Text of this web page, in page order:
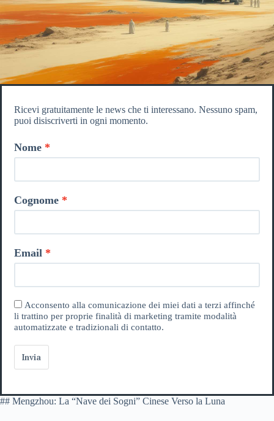
Ricevi gratuitamente le news che ti interessano. Nessuno spam,
puoi disiscriverti in ogni momento.
Nome
Cognome
Email
Acconsento alla comunicazione dei miei dati a terzi affinché
li trattino per proprie finalità di marketing tramite modalità
automatizzate e tradizionali di contatto.
Invia
## Mengzhou: La “Nave dei Sogni” Cinese Verso la Luna